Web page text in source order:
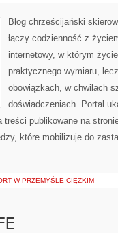
Blog chrześcijański
łączy codzienność z
internetowy, w którym
praktycznego wymiaru,
obowiązkach, w chwilach
doświadczeniach. Portal
treści publikowane na
które mobilizuje do
W PRZEMYŚLE CIĘŻKIM